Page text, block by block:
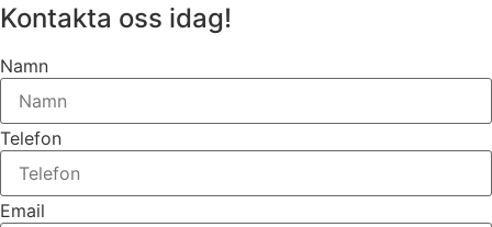
Kontakta oss idag!
Namn
Telefon
Email